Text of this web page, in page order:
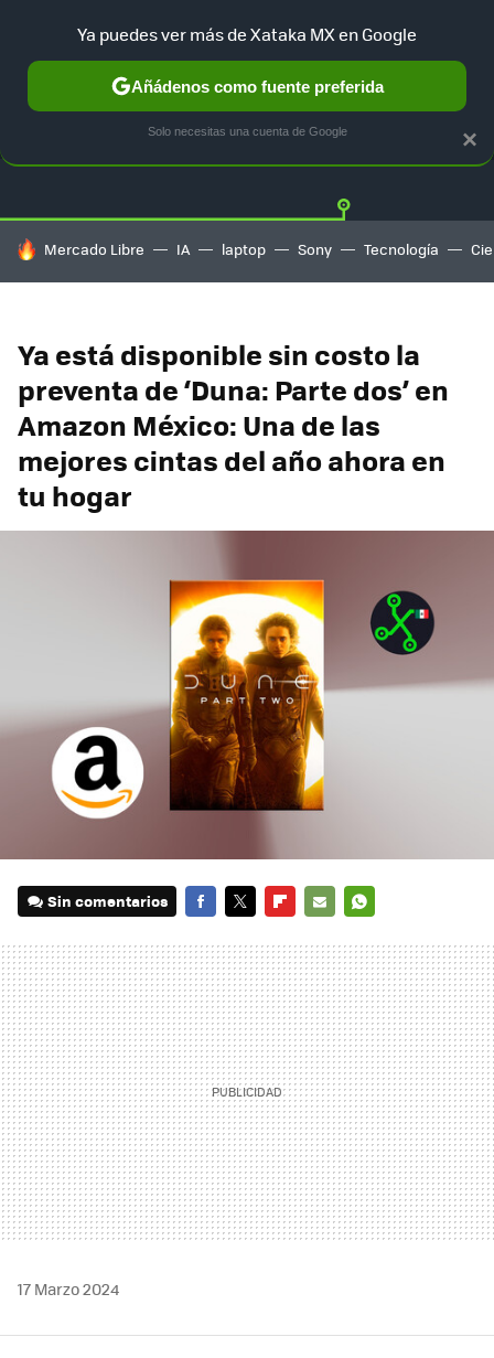
GUÍA DE COMPRAS MERCADO LIBRE
HOY SE HABLA DE
Mercado Libre IA laptop Sony Tecnología
Ya está disponible sin costo la
preventa de ‘Duna: Parte dos’ en
Amazon México: Una de las
mejores cintas del año ahora en
tu hogar
Sin comentarios
MAIL
17 Marzo 2024
×
Ya puedes ver más de Xataka MX en Google
Añádenos como fuente preferida
Solo necesitas una cuenta de Google